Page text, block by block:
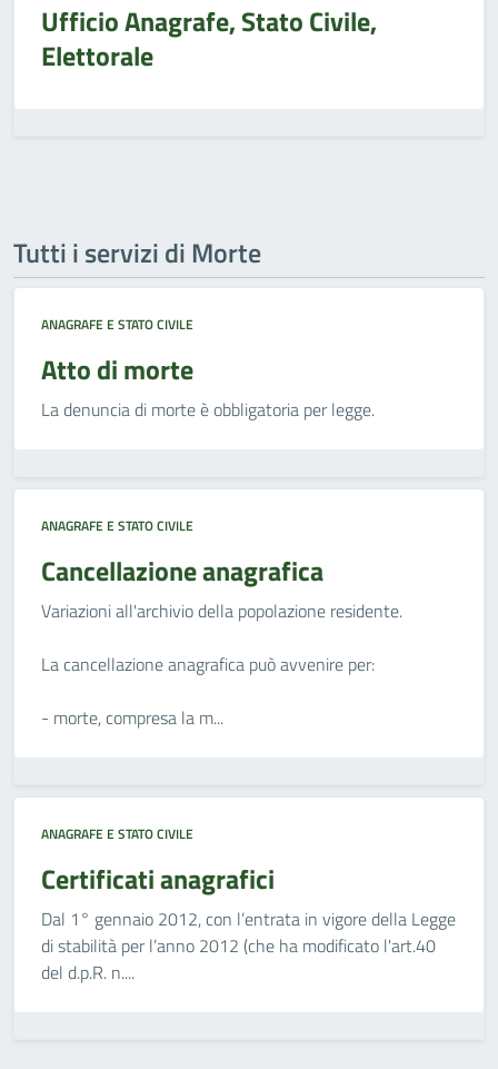
Ufficio Anagrafe, Stato Civile,
Elettorale
Tutti i servizi di Morte
ANAGRAFE E STATO CIVILE
Atto di morte
La denuncia di morte è obbligatoria per legge.
ANAGRAFE E STATO CIVILE
Cancellazione anagrafica
Variazioni all'archivio della popolazione residente.
La cancellazione anagrafica può avvenire per:
- morte, compresa la m...
ANAGRAFE E STATO CIVILE
Certificati anagrafici
Dal 1° gennaio 2012, con l’entrata in vigore della Legge
di stabilità per l’anno 2012 (che ha modificato l'art.40
del d.p.R. n....